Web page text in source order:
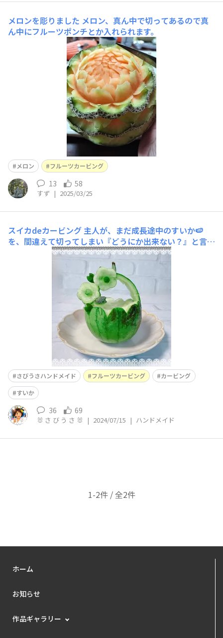
メロンを彫りました メロン、真ん中で切ってあるので真
ん中にフルーツポンチとか入れられます。
メロン フルーツカービング
13 58
すず | 2025/03/25
スイカdeカービング主人が、まだ成長途中のすいか🍉
を、間違えて切ってしまい『どうにか出来ない？』と言う
ので、かごにカービングしてみました🧺カービングはやっ
た事がありませんが可愛く出来ました💕
さびうさハンドメイド フルーツカービング
カービング
すいか
36 69
🐰 さ び う さ 🐰 | 2024/07/15 | ハンドメイド
1-2件 / 全2件
ホーム
お知らせ
作品ギャラリー